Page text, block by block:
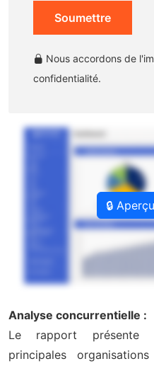
Soumettre
Nous accordons de
confidentialité.
🔒
Analyse concurrentielle :
Le rapport présente
principales